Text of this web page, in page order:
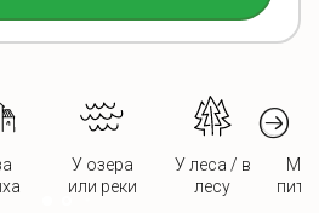
У озера
или реки
У леса / в
лесу